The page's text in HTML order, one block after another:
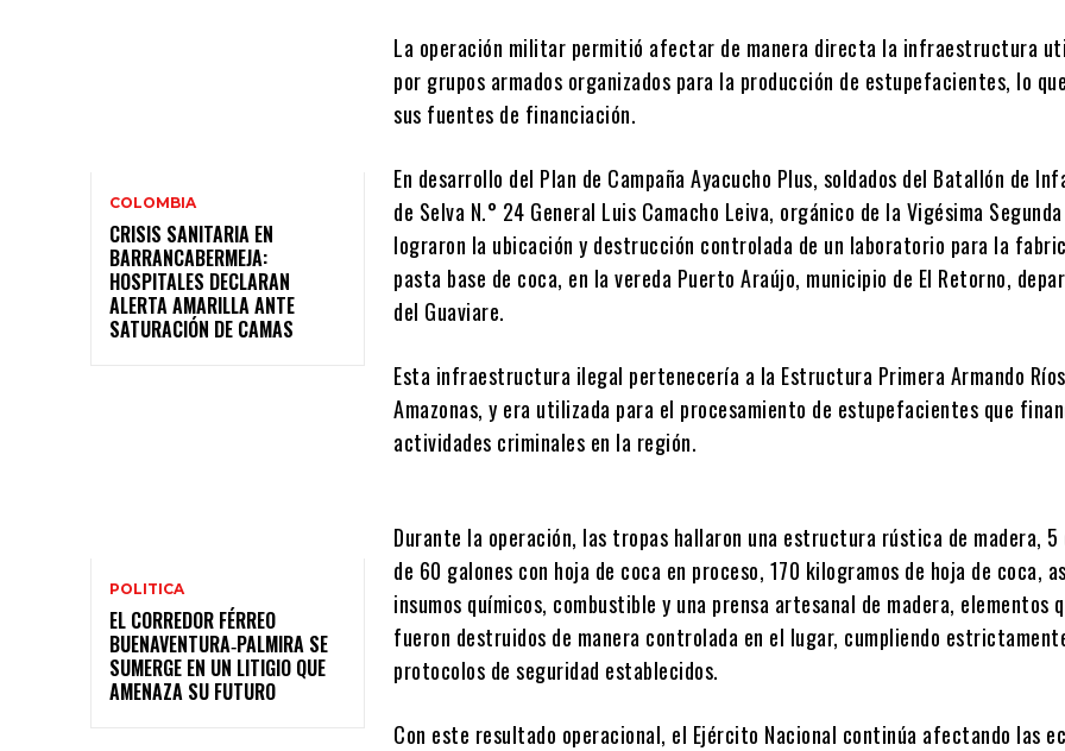
COLOMBIA
CRISIS SANITARIA EN
BARRANCABERMEJA:
HOSPITALES DECLARAN
ALERTA AMARILLA ANTE
SATURACIÓN DE CAMAS
POLITICA
EL CORREDOR FÉRREO
BUENAVENTURA‑PALMIRA SE
SUMERGE EN UN LITIGIO QUE
AMENAZA SU FUTURO
La operación militar permitió afectar de manera directa la infraestructura
por grupos armados organizados para la producción de estupefacientes, lo
sus fuentes de financiación.
En desarrollo del Plan de Campaña Ayacucho Plus, soldados del Batallón de
de Selva N.° 24 General Luis Camacho Leiva, orgánico de la Vigésima
lograron la ubicación y destrucción controlada de un laboratorio para la
pasta base de coca, en la vereda Puerto Araújo, municipio de El Retorno,
del Guaviare.
Esta infraestructura ilegal pertenecería a la Estructura Primera Armando
Amazonas, y era utilizada para el procesamiento de estupefacientes que
actividades criminales en la región.
Durante la operación, las tropas hallaron una estructura rústica de madera, 5
de 60 galones con hoja de coca en proceso, 170 kilogramos de hoja de coca,
insumos químicos, combustible y una prensa artesanal de madera, elementos
fueron destruidos de manera controlada en el lugar, cumpliendo
protocolos de seguridad establecidos.
Con este resultado operacional, el Ejército Nacional continúa afectando las